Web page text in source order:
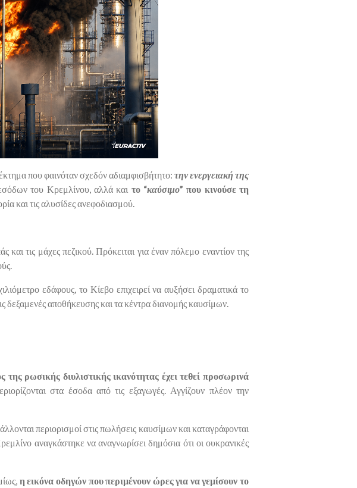
που φαινόταν σχεδόν αδιαμφισβήτητο: την ενεργειακή της
του Κρεμλίνου, αλλά και το “καύσιμο” που κινούσε τη
και τις αλυσίδες ανεφοδιασμού.
τις μάχες πεζικού. Πρόκειται για έναν πόλεμο εναντίον της
εδάφους, το Κίεβο επιχειρεί να αυξήσει δραματικά το
δεξαμενές αποθήκευσης και τα κέντρα διανομής καυσίμων.
της ρωσικής διυλιστικής ικανότητας έχει τεθεί προσωρινά
στα έσοδα από τις εξαγωγές. Αγγίζουν πλέον την
περιορισμοί στις πωλήσεις καυσίμων και καταγράφονται
αναγκάστηκε να αναγνωρίσει δημόσια ότι οι ουκρανικές
η εικόνα οδηγών που περιμένουν ώρες για να γεμίσουν το